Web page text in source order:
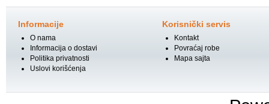
Informacije
O nama
Informacija o dostavi
Politika privatnosti
Uslovi korišćenja
Korisnički servis
Kontakt
Povraćaj robe
Mapa sajta